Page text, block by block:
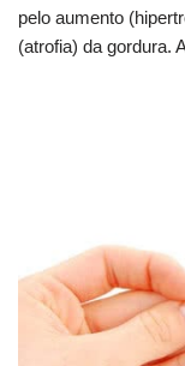
pelo aumento
(atrofia) da gordura.